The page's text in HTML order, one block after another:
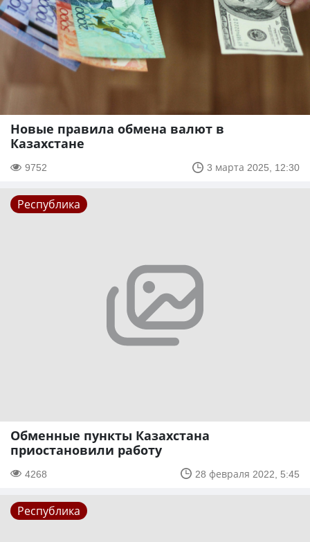
Новые правила обмена валют в
Казахстане
9752 3 марта 2025, 12:30
Республика
Обменные пункты Казахстана
приостановили работу
4268 28 февраля 2022, 5:45
Республика